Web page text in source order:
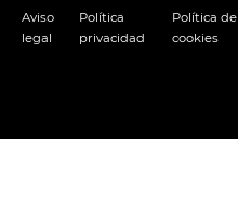
Aviso
legal
Política
privacidad
Política de
cookies